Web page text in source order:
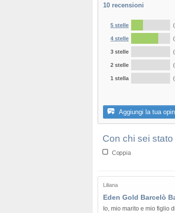
10 recensioni
5 stelle
4 stelle
3 stelle
2 stelle
1 stella
Aggiungi la tua
Con chi sei stato
Coppia
Liliana
Eden Gold Barcelò
Io, mio marito e mio figlio